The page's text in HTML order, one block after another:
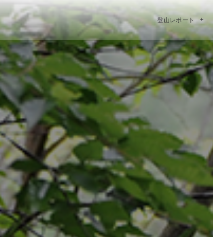
登山レポート